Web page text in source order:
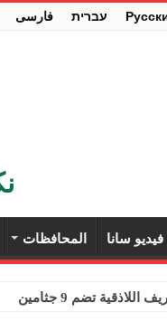
עברית فارسی
فيديو سانا المحافظات
تضم 9 جثامين